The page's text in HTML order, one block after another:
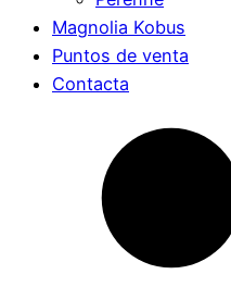
Magnolia Kobus
Puntos de venta
Contacta